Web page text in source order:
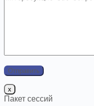
x
Пакет сессий